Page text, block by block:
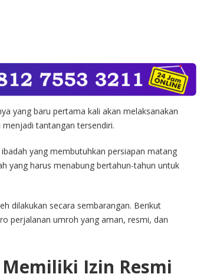
yang baru pertama kali akan melaksanakan
tantangan tersendiri.
yang membutuhkan persiapan matang
yang harus menabung bertahun-tahun untuk
dilakukan secara sembarangan. Berikut
perjalanan umroh yang aman, resmi, dan
Izin Resmi